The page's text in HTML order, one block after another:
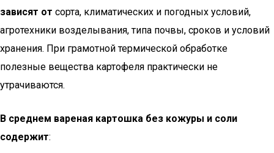
зависят от сорта, климатических и погодных условий,
агротехники возделывания, типа почвы, сроков и условий
хранения. При грамотной термической обработке
полезные вещества картофеля практически не
утрачиваются.
В среднем вареная картошка без кожуры и соли
содержит: